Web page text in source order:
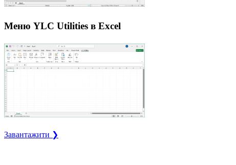
Меню YLC Utilities в Excel
Завантажити ❯